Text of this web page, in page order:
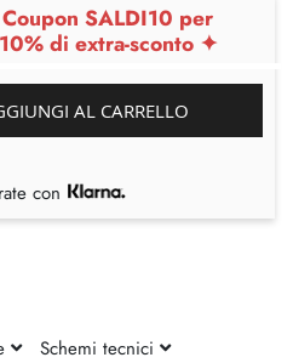
Coupon SALDI10 per
10% di extra-sconto ✦
AL CARRELLO
con
Schemi tecnici